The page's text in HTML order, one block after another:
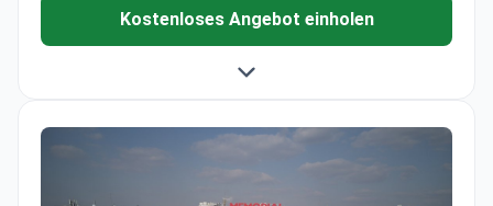
Kostenloses Angebot einholen